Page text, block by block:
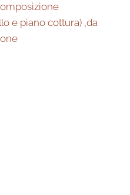
e piano cottura) ,da